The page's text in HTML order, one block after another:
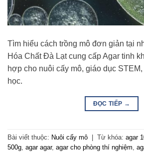
Tìm hiểu cách trồng mô đơn giản tại
Hóa Chất Đà Lạt cung cấp Agar tinh
hợp cho nuôi cấy mô, giáo dục
học.
ĐỌC TIẾP →
Bài viết thuộc: Nuôi cấy mô Từ khóa: agar
500g, agar agar, agar cho phòng thí nghiệm,